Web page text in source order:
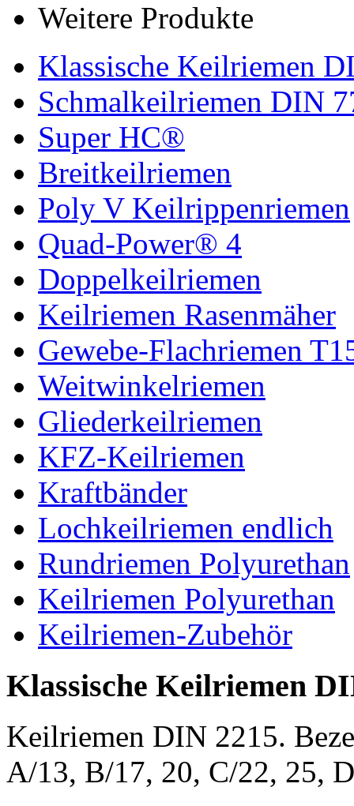
Weitere Produkte
Klassische Keilriemen
Schmalkeilriemen DIN
Super HC®
Breitkeilriemen
Poly V Keilrippenriemen
Quad-Power® 4
Doppelkeilriemen
Keilriemen Rasenmäher
Gewebe-Flachriemen
Weitwinkelriemen
Gliederkeilriemen
KFZ-Keilriemen
Kraftbänder
Lochkeilriemen endlich
Rundriemen Polyurethan
Keilriemen Polyurethan
Keilriemen-Zubehör
Klassische Keilriemen
Keilriemen DIN 2215.
A/13, B/17, 20, C/22, 25,